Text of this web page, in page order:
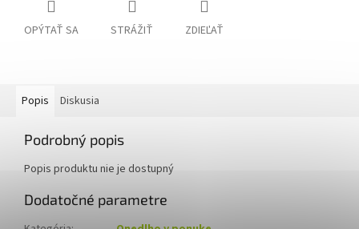
OPÝTAŤ SA STRÁŽIŤ ZDIEĽAŤ
Popis Diskusia
Podrobný popis
Popis produktu nie je dostupný
Dodatočné parametre